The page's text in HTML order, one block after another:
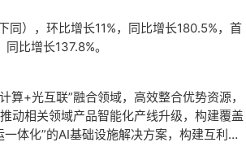
），环比增长11%，同比增长180.5%，首
比增长137.8%。
+光互联”融合领域，高效整合优势资源，
动相关领域产品智能化产线升级，构建覆盖
体化”的AI基础设施解决方案，构建互利共